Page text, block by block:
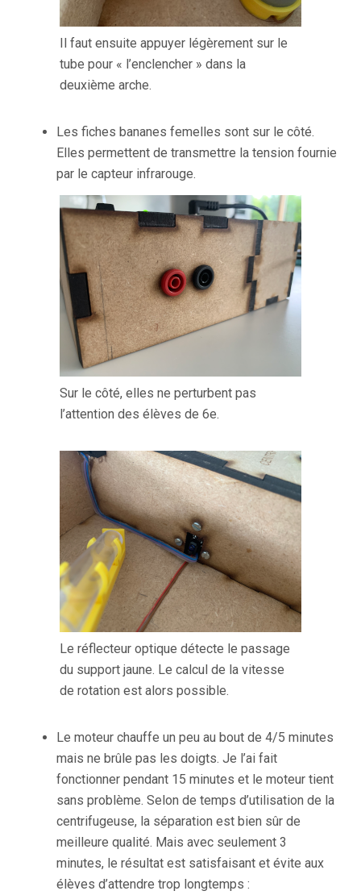
Il faut ensuite appuyer légèrement sur le
tube pour « l’enclencher » dans la
deuxième arche.
Les fiches bananes femelles sont sur le côté.
Elles permettent de transmettre la tension fournie
par le capteur infrarouge.
Sur le côté, elles ne perturbent pas
l’attention des élèves de 6e.
Le réflecteur optique détecte le passage
du support jaune. Le calcul de la vitesse
de rotation est alors possible.
Le moteur chauffe un peu au bout de 4/5 minutes
mais ne brûle pas les doigts. Je l’ai fait
fonctionner pendant 15 minutes et le moteur tient
sans problème. Selon de temps d’utilisation de la
centrifugeuse, la séparation est bien sûr de
meilleure qualité. Mais avec seulement 3
minutes, le résultat est satisfaisant et évite aux
élèves d’attendre trop longtemps :